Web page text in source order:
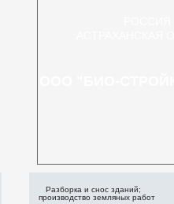
Разборка и снос зданий;
производство земляных работ